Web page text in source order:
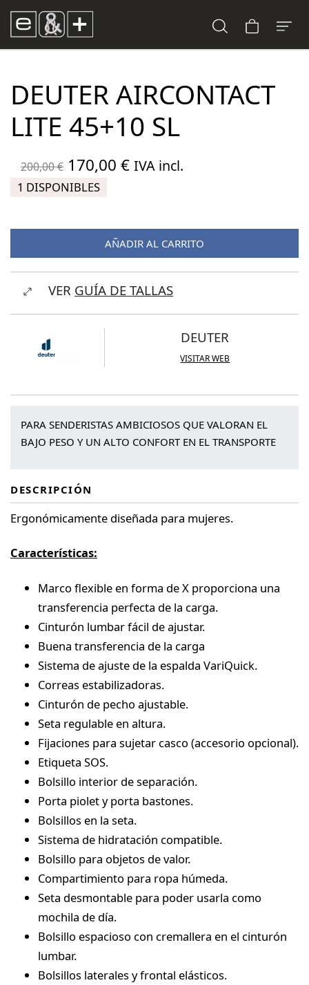
DEUTER AIRCONTACT
LITE 45+10 SL
200,00€ El
precio
era:
200,00 €.
170,00 €El
es:
170,00 €.
IVA incl.
1 DISPONIBLES
AÑADIR AL CARRITO
VER GUÍA DE TALLAS
DEUTER
VISITAR WEB
PARA SENDERISTAS AMBICIOSOS QUE VALORAN EL
BAJO PESO Y UN ALTO CONFORT EN EL TRANSPORTE
DESCRIPCIÓN
Ergonómicamente diseñada para mujeres.
Características:
Marco flexible en forma de X proporciona una
transferencia perfecta de la carga.
Cinturón lumbar fácil de ajustar.
Buena transferencia de la carga
Sistema de ajuste de la espalda VariQuick.
Correas estabilizadoras.
Cinturón de pecho ajustable.
Seta regulable en altura.
Fijaciones para sujetar casco (accesorio opcional).
Etiqueta SOS.
Bolsillo interior de separación.
Porta piolet y porta bastones.
Bolsillos en la seta.
Sistema de hidratación compatible.
Bolsillo para objetos de valor.
Compartimiento para ropa húmeda.
Seta desmontable para poder usarla como
mochila de día.
Bolsillo espacioso con cremallera en el cinturón
lumbar.
Bolsillos laterales y frontal elásticos.